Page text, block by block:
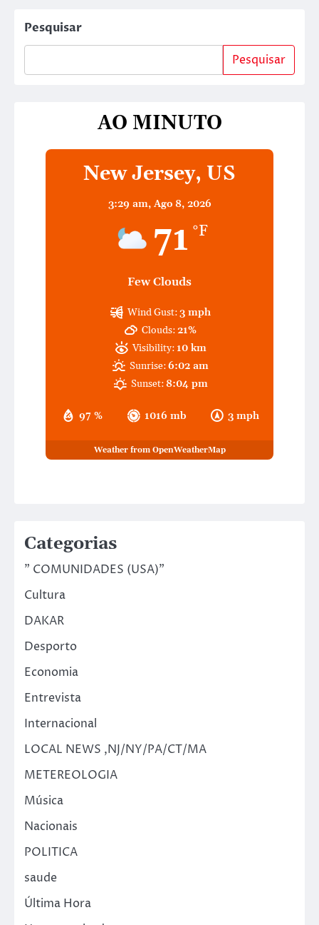
Pesquisar
Pesquisar
AO MINUTO
New Jersey, US
3:29 am, Ago 8, 2026
71 °F
Few Clouds
97 % 1016 mb 3 mph
Wind Gust:3 mph
Clouds:21%
Visibility: 10 km
Sunrise:6:02 am
Sunset:8:04 pm
Weather from OpenWeatherMap
Categorias
" COMUNIDADES (USA)"
Cultura
DAKAR
Desporto
Economia
Entrevista
Internacional
LOCAL NEWS ,NJ/NY/PA/CT/MA
METEREOLOGIA
Música
Nacionais
POLITICA
saude
Última Hora